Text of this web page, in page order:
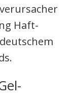
Haft­